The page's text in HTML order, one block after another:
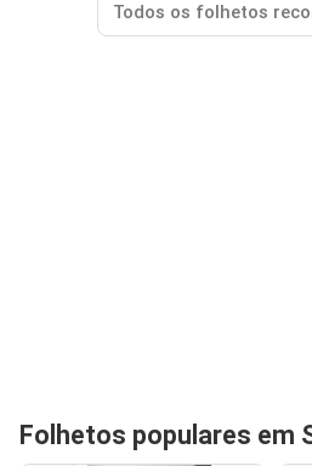
Todos os folhetos
Folhetos populares em